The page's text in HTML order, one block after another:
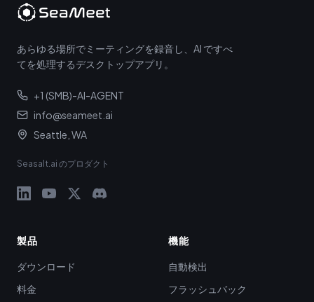
あらゆる場所でミーティングを録音し、AI ですべ
てを処理するデスクトップアプリ。
+1 (SMB)-AI-AGENT
info@seameet.ai
Seattle, WA
Seasalt.ai のプロダクト
製品
ダウンロード
料金
機能
自動検出
フラッシュバック